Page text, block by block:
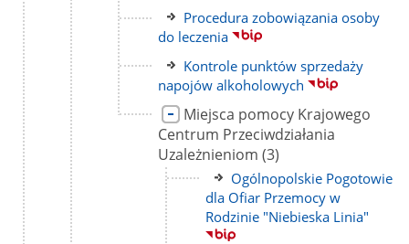
Link
do
Procedura zobowiązania osoby
do leczenia
Link
do
Kontrole punktów sprzedaży
napojów alkoholowych
Link
do
strony
Miejsca pomocy Krajowego
Centrum Przeciwdziałania
Uzależnieniom liczba
podstron
(3)
Link
do
strony
Ogólnopolskie Pogotowie
dla Ofiar Przemocy w
Rodzinie "Niebieska Linia"